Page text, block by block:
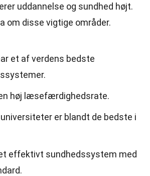
uddannelse og sundhed højt.
om disse vigtige områder.
et af verdens bedste
høj læsefærdighedsrate.
er blandt de bedste i
effektivt sundhedssystem med